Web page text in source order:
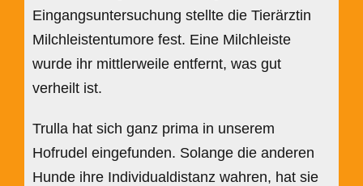
Eingangsuntersuchung stellte die Tierärztin
Milchleistentumore fest. Eine Milchleiste
wurde ihr mittlerweile entfernt, was gut
verheilt ist.
Trulla hat sich ganz prima in unserem
Hofrudel eingefunden. Solange die anderen
Hunde ihre Individualdistanz wahren, hat sie